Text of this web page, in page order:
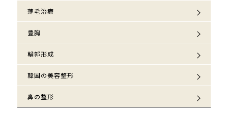
薄毛治療
豊胸
輪郭形成
韓国の美容整形
鼻の整形